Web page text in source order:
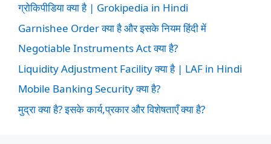
ग्रोकिपीडिया क्या है | Grokipedia in Hindi
Garnishee Order क्या है और इसके नियम हिंदी में
Negotiable Instruments Act क्या है?
Liquidity Adjustment Facility क्या है | LAF in Hindi
Mobile Banking Security क्या है?
मुद्रा क्या है? इसके कार्य,प्रकार और विशेषताएँ क्या है?